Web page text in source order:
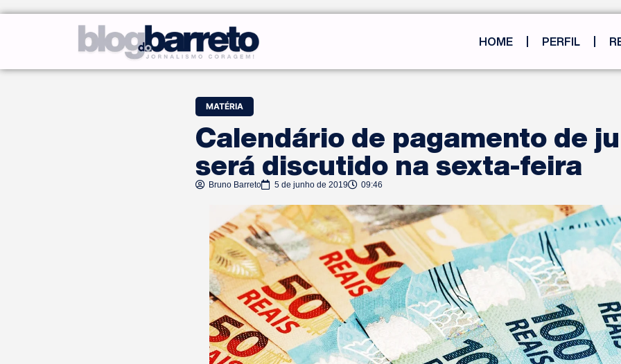
HOME PERFIL
MATÉRIA
Calendário de pagamento de
será discutido na sexta-feira
Bruno Barreto 5 de junho de 2019 09:46